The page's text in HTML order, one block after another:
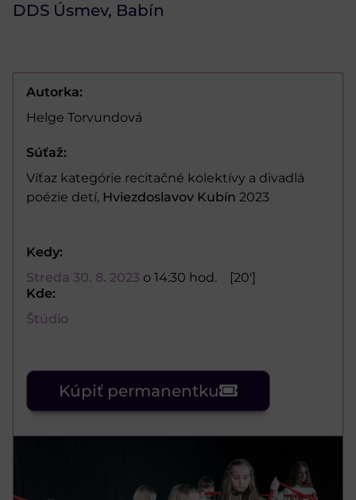
DDS Úsmev, Babín
Autorka:
Helge Torvundová
Súťaž:
Víťaz kategórie recitačné kolektívy a divadlá
poézie detí, Hviezdoslavov Kubín 2023
Kedy:
Streda 30. 8. 2023 o 14:30 hod.
[20']
Kde:
Štúdio
Kúpiť permanentku